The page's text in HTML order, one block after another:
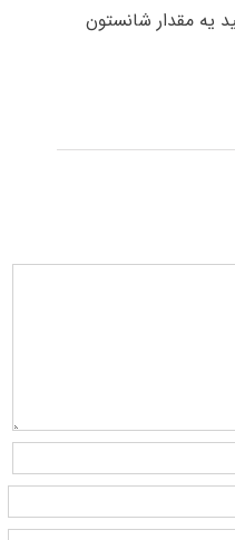
یه مقدار شانستون